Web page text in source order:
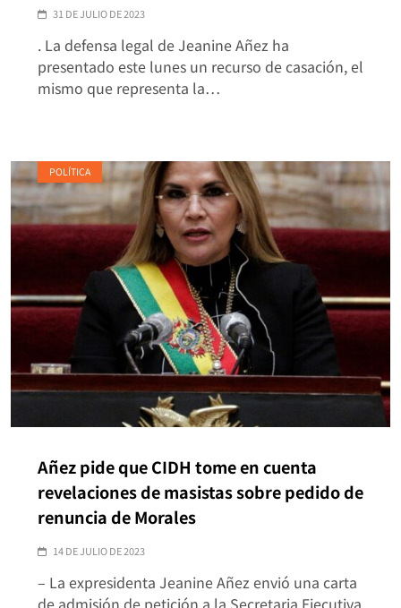
31 DE JULIO DE 2023
. La defensa legal de Jeanine Añez ha
presentado este lunes un recurso de casación, el
mismo que representa la…
POLÍTICA
Añez pide que CIDH tome en cuenta
revelaciones de masistas sobre pedido de
renuncia de Morales
14 DE JULIO DE 2023
– La expresidenta Jeanine Añez envió una carta
de admisión de petición a la Secretaria Ejecutiva